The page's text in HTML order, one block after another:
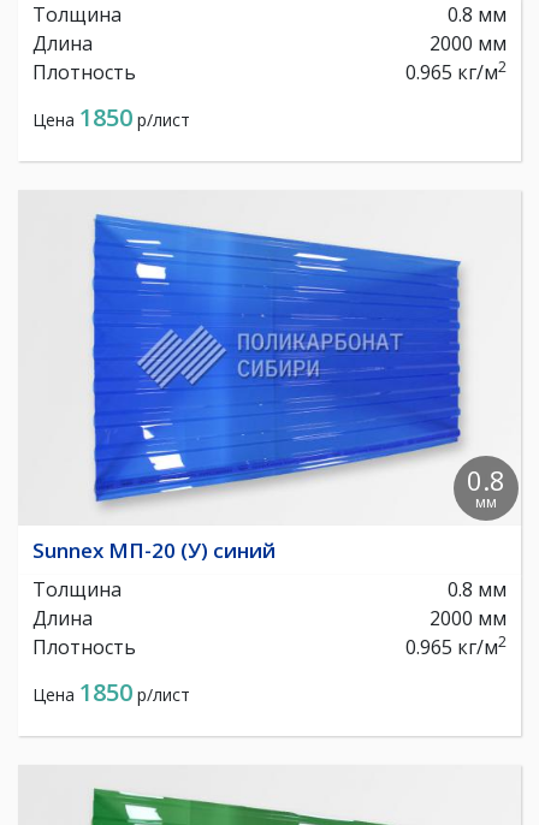
Толщина
0.8 мм
Длина
2000 мм
Плотность
0.965 кг/м2
Цена 1850 р/лист
0.8
мм
Sunnex МП-20 (У) синий
Толщина
0.8 мм
Длина
2000 мм
Плотность
0.965 кг/м2
Цена 1850 р/лист